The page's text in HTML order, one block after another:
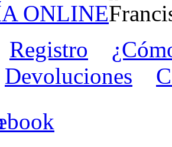
ONLINE
Registro
Devoluciones